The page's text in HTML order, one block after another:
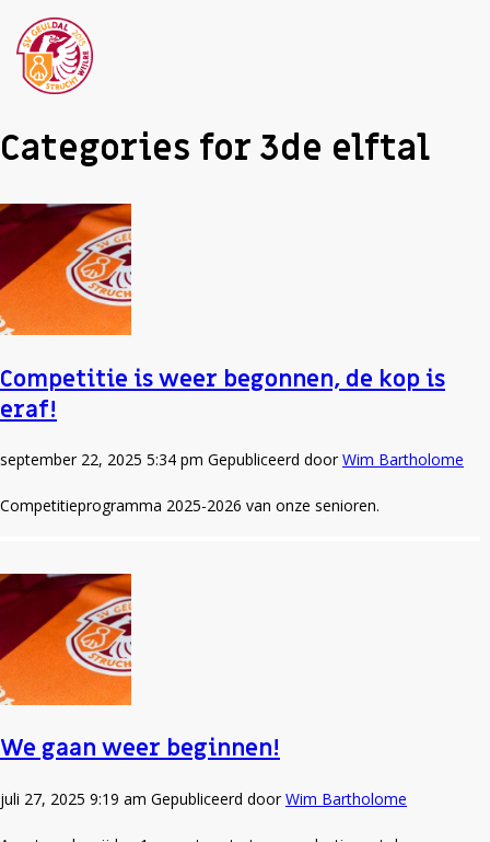
Categories for 3de elftal
Competitie is weer begonnen, de kop is
eraf!
september 22, 2025 5:34 pm Gepubliceerd doorWim Bartholome
Competitieprogramma 2025-2026 van onze senioren.
We gaan weer beginnen!
juli 27, 2025 9:19 am Gepubliceerd doorWim Bartholome